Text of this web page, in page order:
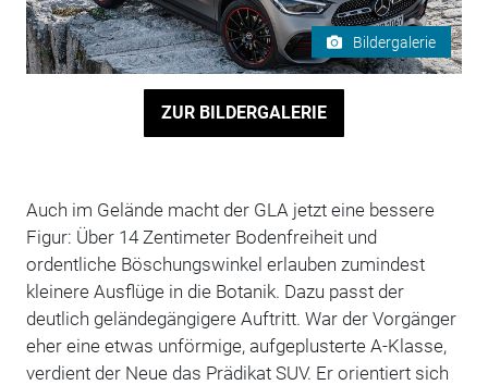
Bildergalerie
ZUR BILDERGALERIE
Auch im Gelände macht der GLA jetzt eine bessere
Figur: Über 14 Zentimeter Bodenfreiheit und
ordentliche Böschungswinkel erlauben zumindest
kleinere Ausflüge in die Botanik. Dazu passt der
deutlich geländegängigere Auftritt. War der Vorgänger
eher eine etwas unförmige, aufgeplusterte A-Klasse,
verdient der Neue das Prädikat SUV. Er orientiert sich